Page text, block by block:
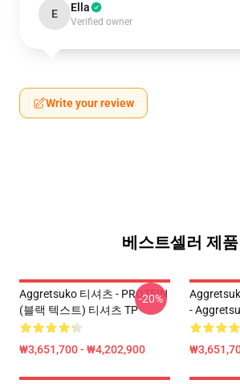
E Ella
Verified owner
Write your review
베스트셀러 제품
Aggretsuko 티셔츠 - PROTEIN
(블랙 텍스트) 티셔츠 TP
₩3,651,700 - ₩4,202,900
-20%
-